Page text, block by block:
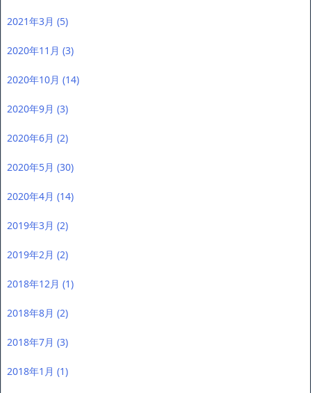
2021年3月 (5)
2020年11月 (3)
2020年10月 (14)
2020年9月 (3)
2020年6月 (2)
2020年5月 (30)
2020年4月 (14)
2019年3月 (2)
2019年2月 (2)
2018年12月 (1)
2018年8月 (2)
2018年7月 (3)
2018年1月 (1)